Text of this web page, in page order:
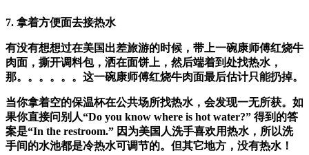
7. 拿着方便面去接热水
有没有想想过在美国出差旅游的时候，带上一碗康师傅红烧牛
肉面，撕开调料包，洒在面饼上，然后端着到处找热水，
那。。。。。。这一碗康师傅红烧牛肉面最后估计只能扔掉。
当你拿着空的保温杯在公共场所找热水，会发现一无所获。如
果你直接问别人“Do you know where is hot water?” 得到的答
案是“In the restroom.” 因为美国人洗手喜欢用热水，所以洗
手间的水池都是冷热水可调节的。但其它地方， 没有热水！